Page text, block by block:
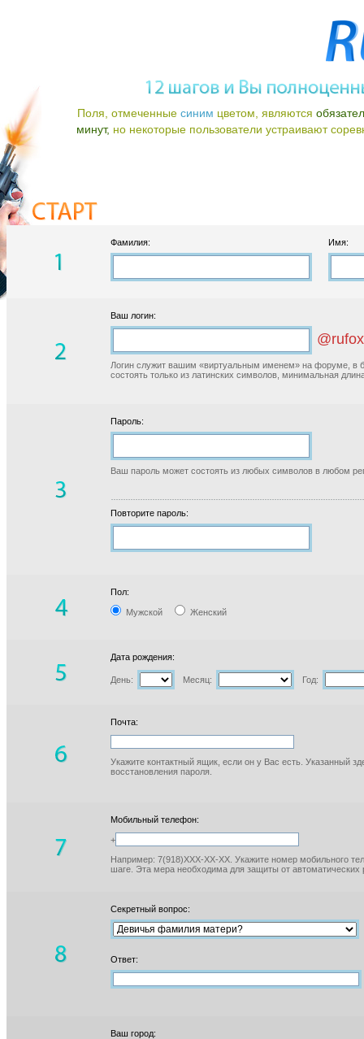
Поля, отмеченные синим цветом, являются
минут, но некоторые пользователи устраивают
Фамилия: Имя:
Ваш логин:
Логин служит вашим «виртуальным именем» на форуме, в
состоять только из латинских символов, минимальная
Пароль:
Ваш пароль может состоять из любых символов в любом
Повторите пароль:
Пол:
Мужской Женский
Дата рождения:
День: Месяц: Год:
Почта:
Укажите контактный ящик, если он у Вас есть. Указанный
восстановления пароля.
Мобильный телефон:
+
Например: 7(918)XXX-XX-XX. Укажите номер мобильного
шаге. Эта мера необходима для защиты от автоматических
Секретный вопрос:
Ответ:
Ваш город: